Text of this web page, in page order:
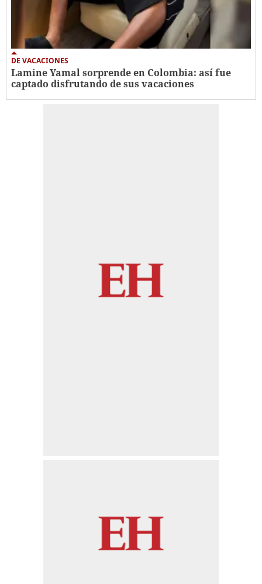
DE VACACIONES
Lamine Yamal sorprende en Colombia: así fue
captado disfrutando de sus vacaciones